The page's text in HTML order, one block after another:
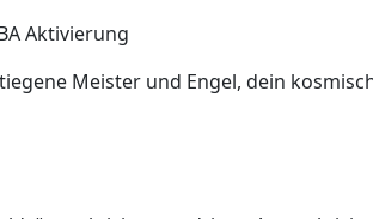
Aktivierung
Meister und Engel, dein